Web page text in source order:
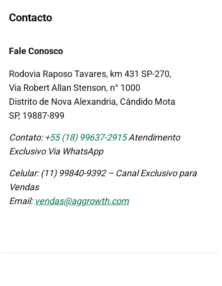
Contacto
Fale Conosco
Rodovia Raposo Tavares, km 431 SP-270,
Via Robert Allan Stenson, n° 1000
Distrito de Nova Alexandria, Cândido Mota
SP, 19887-899
Contato:+55 (18) 99637-2915Atendimento
Exclusivo Via WhatsApp
Celular: (11) 99840-9392 – Canal Exclusivo para
Vendas
Email:vendas@aggrowth.com